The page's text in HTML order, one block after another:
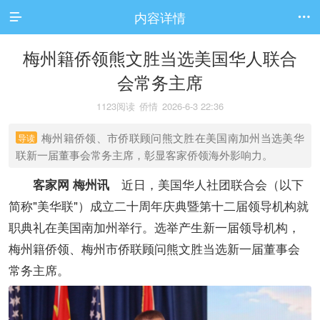
 内容详情 
梅州籍侨领熊文胜当选美国华人联合
会常务主席
1123阅读 侨情 2026-6-3 22:36
导读 梅州籍侨领、市侨联顾问熊文胜在美国南加州当选美华
联新一届董事会常务主席，彰显客家侨领海外影响力。
客家网 梅州讯 近日，美国华人社团联合会（以下
简称"美华联"）成立二十周年庆典暨第十二届领导机构就
职典礼在美国南加州举行。选举产生新一届领导机构，
梅州籍侨领、梅州市侨联顾问熊文胜当选新一届董事会
常务主席。